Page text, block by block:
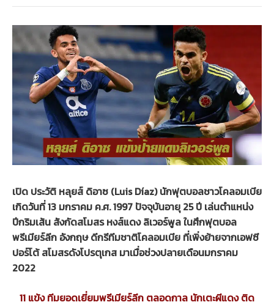
เปิด ประวัติ หลุยส์ ดิอาซ (Luis Díaz) นักฟุตบอลชาวโคลอมเบีย
เกิดวันที่ 13 มกราคม ค.ศ. 1997 ปัจจุบันอายุ 25 ปี เล่นตำแหน่ง
ปีกริมเส้น สังกัดสโมสร หงส์แดง ลิเวอร์พูล ในศึกฟุตบอล
พรีเมียร์ลีก อังกฤษ ดีกรีทีมชาติโคลอมเบีย ที่เพิ่งย้ายจากเอฟซี
ปอร์โต้ สโมสรดังโปรตุเกส มาเมื่อช่วงปลายเดือนมกราคม
2022
11 แข้ง ทีมยอดเยี่ยมพรีเมียร์ลีก ตลอดกาล นักเตะผีแดง ติด